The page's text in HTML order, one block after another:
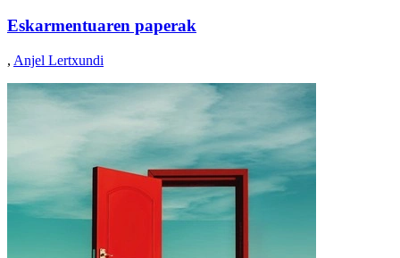
Eskarmentuaren paperak
, Anjel Lertxundi